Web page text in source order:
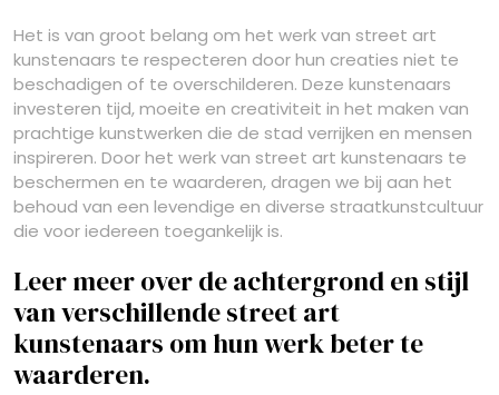
Het is van groot belang om het werk van street art
kunstenaars te respecteren door hun creaties niet te
beschadigen of te overschilderen. Deze kunstenaars
investeren tijd, moeite en creativiteit in het maken van
prachtige kunstwerken die de stad verrijken en mensen
inspireren. Door het werk van street art kunstenaars te
beschermen en te waarderen, dragen we bij aan het
behoud van een levendige en diverse straatkunstcultuur
die voor iedereen toegankelijk is.
Leer meer over de achtergrond en stijl
van verschillende street art
kunstenaars om hun werk beter te
waarderen.